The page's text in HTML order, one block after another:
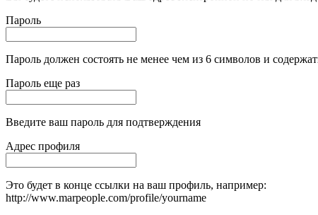
Пароль
Пароль должен состоять не менее чем из 6 символов и
Пароль еще раз
Введите ваш пароль для подтверждения
Адрес профиля
Это будет в конце ссылки на ваш профиль, например:
http://www.marpeople.com/profile/yourname